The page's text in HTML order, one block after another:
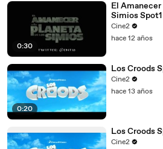
0:30
El
Simios
Cine2
hace 12 años
0:20
Los Croods
Cine2
hace 13 años
Los Croods
Cine2